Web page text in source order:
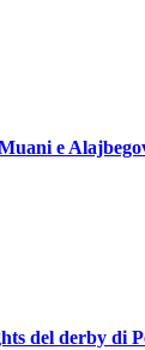
e
del derby di